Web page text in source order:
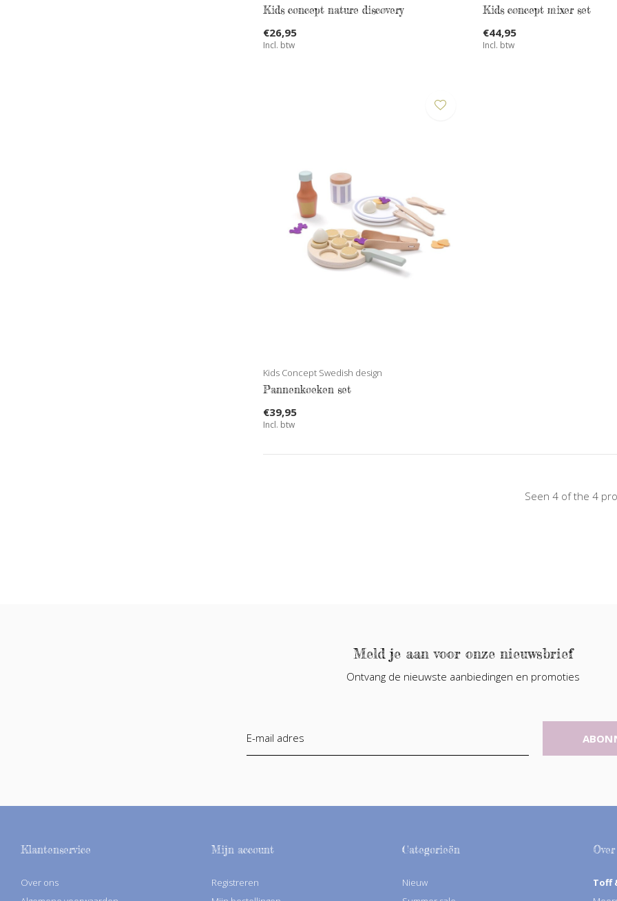
Kids concept nature discovery
€26,95
Incl. btw
Kids concept mixer set
€44,95
Incl. btw
Kids Concept Swedish design
Pannenkoeken set
€39,95
Incl. btw
Seen 4 of the 4
Meld je aan voor onze nieuwsbrief
Ontvang de nieuwste aanbiedingen en promoties
Klantenservice
Over ons
Mijn account
Registreren
Categorieën
Nieuw
Toff